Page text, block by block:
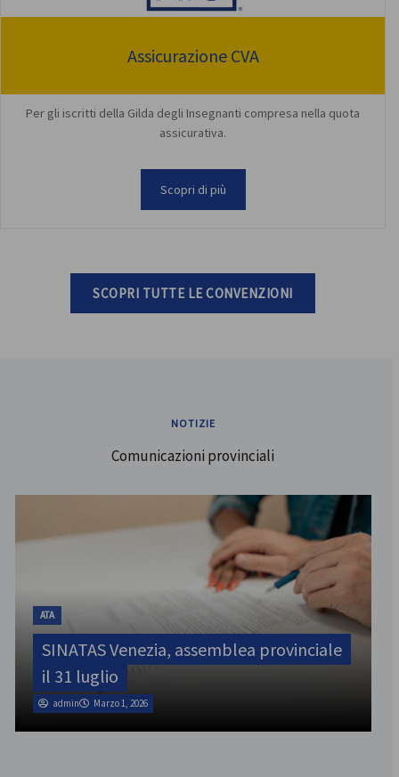
Assicurazione CVA
Per gli iscritti della Gilda degli Insegnanti compresa nella quota
assicurativa.
Scopri di più
SCOPRI TUTTE LE CONVENZIONI
NOTIZIE
Comunicazioni provinciali